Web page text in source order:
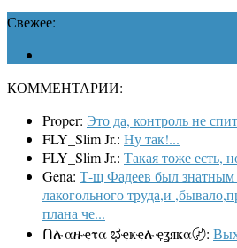
Свежее:
КОММЕНТАРИИ:
Proper: Это да, контроль не
FLY_Slim Jr.: Ну так!...
FLY_Slim Jr.: Такая тоже есть,
Gena: Т-щ Фадеев был знатным
лакогольного труда,и
плана че...
Ոሉαዙҿτα ಭҿҝҿሉҿʓяҝα〄: